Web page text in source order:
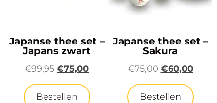
Japanse thee set –
Japans zwart
€99,95 €75,00
Bestellen
Japanse thee set –
Sakura
€75,00 €60,00
Bestellen